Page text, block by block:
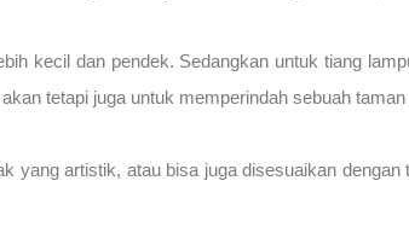
kecil dan pendek. Sedangkan untuk tiang
tetapi juga untuk memperindah sebuah
yang artistik, atau bisa juga disesuaikan